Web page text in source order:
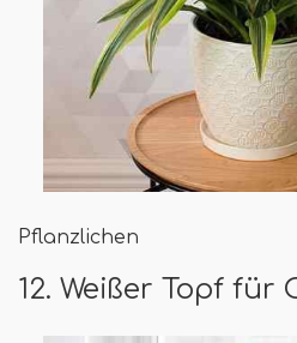
Pflanzlichen
12. Weißer Topf für